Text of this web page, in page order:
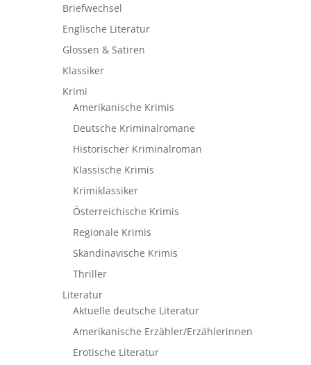
Briefwechsel
Englische Literatur
Glossen & Satiren
Klassiker
Krimi
Amerikanische Krimis
Deutsche Kriminalromane
Historischer Kriminalroman
Klassische Krimis
Krimiklassiker
Österreichische Krimis
Regionale Krimis
Skandinavische Krimis
Thriller
Literatur
Aktuelle deutsche Literatur
Amerikanische Erzähler/Erzählerinnen
Erotische Literatur